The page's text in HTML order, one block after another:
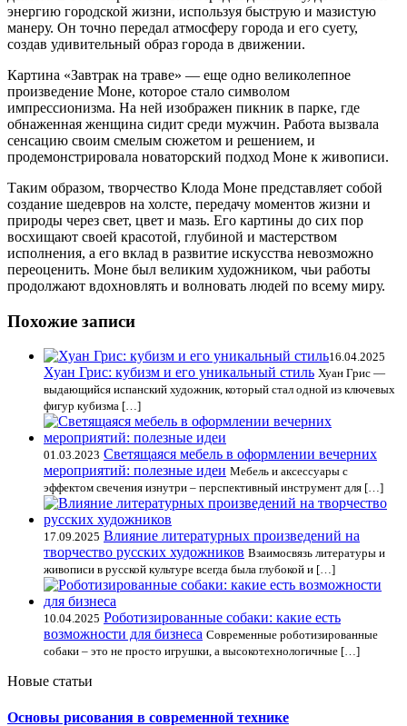
энергию городской жизни, используя быструю и мазистую
манеру. Он точно передал атмосферу города и его суету,
создав удивительный образ города в движении.
Картина «Завтрак на траве» — еще одно великолепное
произведение Моне, которое стало символом
импрессионизма. На ней изображен пикник в парке, где
обнаженная женщина сидит среди мужчин. Работа вызвала
сенсацию своим смелым сюжетом и решением, и
продемонстрировала новаторский подход Моне к живописи.
Таким образом, творчество Клода Моне представляет собой
создание шедевров на холсте, передачу моментов жизни и
природы через свет, цвет и мазь. Его картины до сих пор
восхищают своей красотой, глубиной и мастерством
исполнения, а его вклад в развитие искусства невозможно
переоценить. Моне был великим художником, чьи работы
продолжают вдохновлять и волновать людей по всему миру.
Похожие записи
16.04.2025
Хуан Грис: кубизм и его уникальный стиль Хуан Грис —
выдающийся испанский художник, который стал одной из ключевых
фигур кубизма […]
01.03.2023 Светящаяся мебель в оформлении вечерних
мероприятий: полезные идеи Мебель и аксессуары с
эффектом свечения изнутри – перспективный инструмент для […]
17.09.2025 Влияние литературных произведений на
творчество русских художников Взаимосвязь литературы и
живописи в русской культуре всегда была глубокой и […]
10.04.2025 Роботизированные собаки: какие есть
возможности для бизнеса Современные роботизированные
собаки – это не просто игрушки, а высокотехнологичные […]
Новые статьи
Основы рисования в современной технике